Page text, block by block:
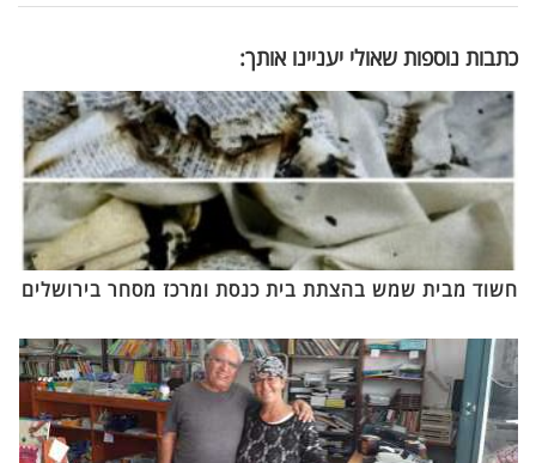
כתבות נוספות שאולי יעניינו אותך:
חשוד מבית שמש בהצתת בית כנסת ומרכז מסחר בירושלים